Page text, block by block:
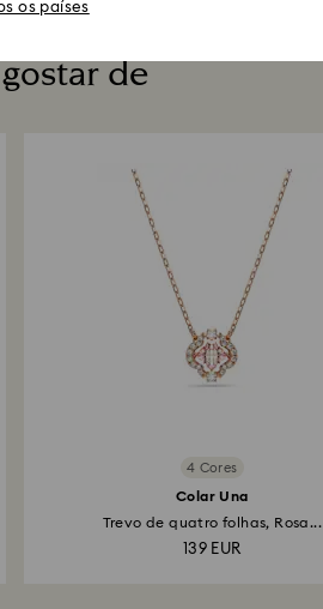
de
4 Cores
Colar Una
Trevo de quatro folhas, Rosa...
139 EUR
os países